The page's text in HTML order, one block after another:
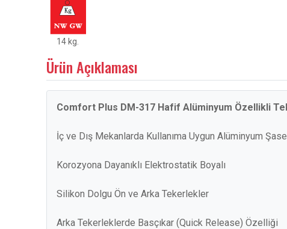
14 kg.
Ürün Açıklaması
Comfort Plus DM-317 Hafif Alüminyum Özellikli
İç ve Dış Mekanlarda Kullanıma Uygun Alüminyum Şase
Korozyona Dayanıklı Elektrostatik Boyalı
Silikon Dolgu Ön ve Arka Tekerlekler
Arka Tekerleklerde Basçıkar (Quick Release) Özelliği